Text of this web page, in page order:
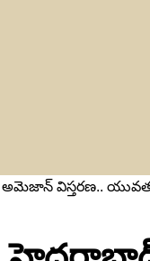
అమెజాన్ విస్తరణ..